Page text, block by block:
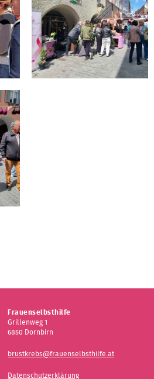
Frauenselbsthilfe
Grillenweg 1
6850 Dornbirn
brustkrebs@frauenselbsthilfe.at
Datenschutzerklärung